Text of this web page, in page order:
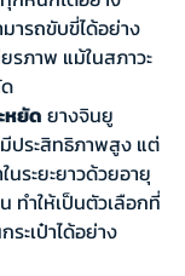
ารถขับขี่ได้อย่าง
รภาพ แม้ในสภาวะ
หยัด ยางจินยู
ประสิทธิภาพสูง แต่
ระยะยาวด้วยอายุ
ทำให้เป็นตัวเลือกที่
ระเป๋าได้อย่าง